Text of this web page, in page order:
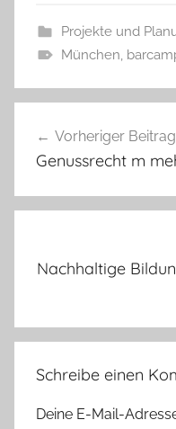
Projekte und
München
Vorheriger Beitrag
Genussrecht m
Nachhaltige
Schreibe einen
Deine E-Mail-